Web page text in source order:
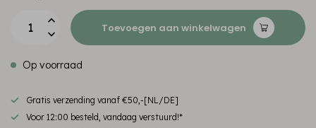
Toevoegen aan winkelwagen
Op voorraad
Gratis verzending vanaf €50,-[NL/DE]
Voor 12:00 besteld, vandaag verstuurd!*